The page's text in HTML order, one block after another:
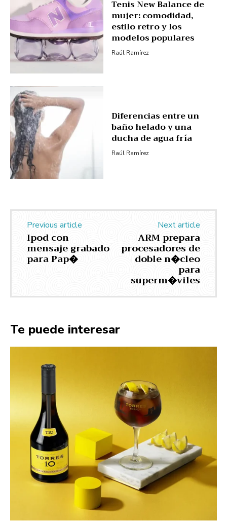
Tenis New Balance de
mujer: comodidad,
estilo retro y los
modelos populares
Raúl Ramírez
Diferencias entre un
baño helado y una
ducha de agua fría
Raúl Ramírez
Previous article
Ipod con
mensaje grabado
para Pap�
Next article
ARM prepara
procesadores de
doble n�cleo
para
superm�viles
Te puede interesar